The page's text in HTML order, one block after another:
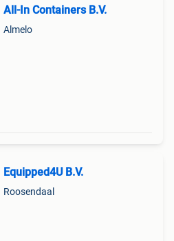
All-In Containers B.V.
Almelo
Equipped4U B.V.
Roosendaal